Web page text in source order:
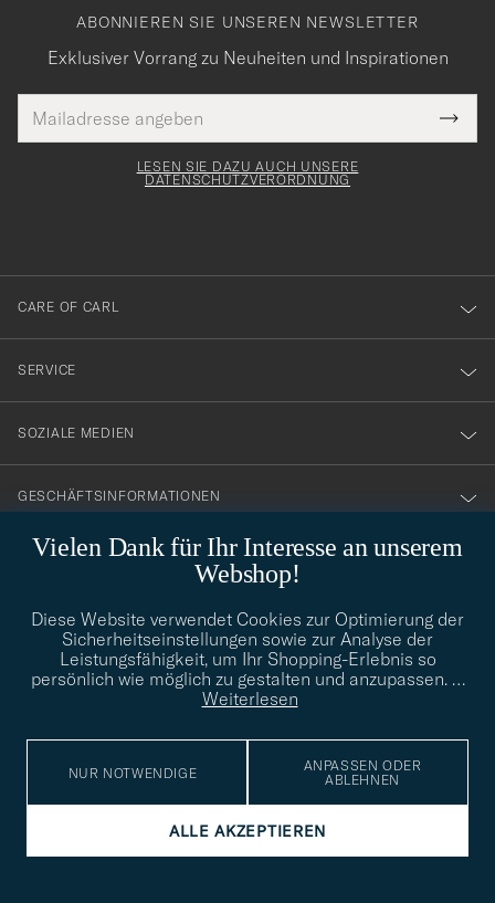
Vielen Dank für Ihr Interesse an unserem
Webshop!
Diese Website verwendet Cookies zur Optimierung der
Sicherheitseinstellungen sowie zur Analyse der
Leistungsfähigkeit, um Ihr Shopping-Erlebnis so
persönlich wie möglich zu gestalten und anzupassen. …
Weiterlesen
NUR NOTWENDIGE
ANPASSEN ODER
ABLEHNEN
ALLE AKZEPTIEREN
ABONNIEREN SIE UNSEREN NEWSLETTER
Exklusiver Vorrang zu Neuheiten und Inspirationen
Mail
Adresse
Tack
för
dig
till
vårt
nyhetsbrev!
LESEN SIE DAZU AUCH UNSERE
DATENSCHUTZVERORDNUNG
CARE OF CARL
SERVICE
SOZIALE MEDIEN
GESCHÄFTSINFORMATIONEN
info@careofcarl.de
Benötigen Sie Hilfe bei der Suche nach Ihrem persönlichen Stil?
Wenden Sie sich an uns, wir helfen Ihnen gerne weiter!
STILBERATUNG